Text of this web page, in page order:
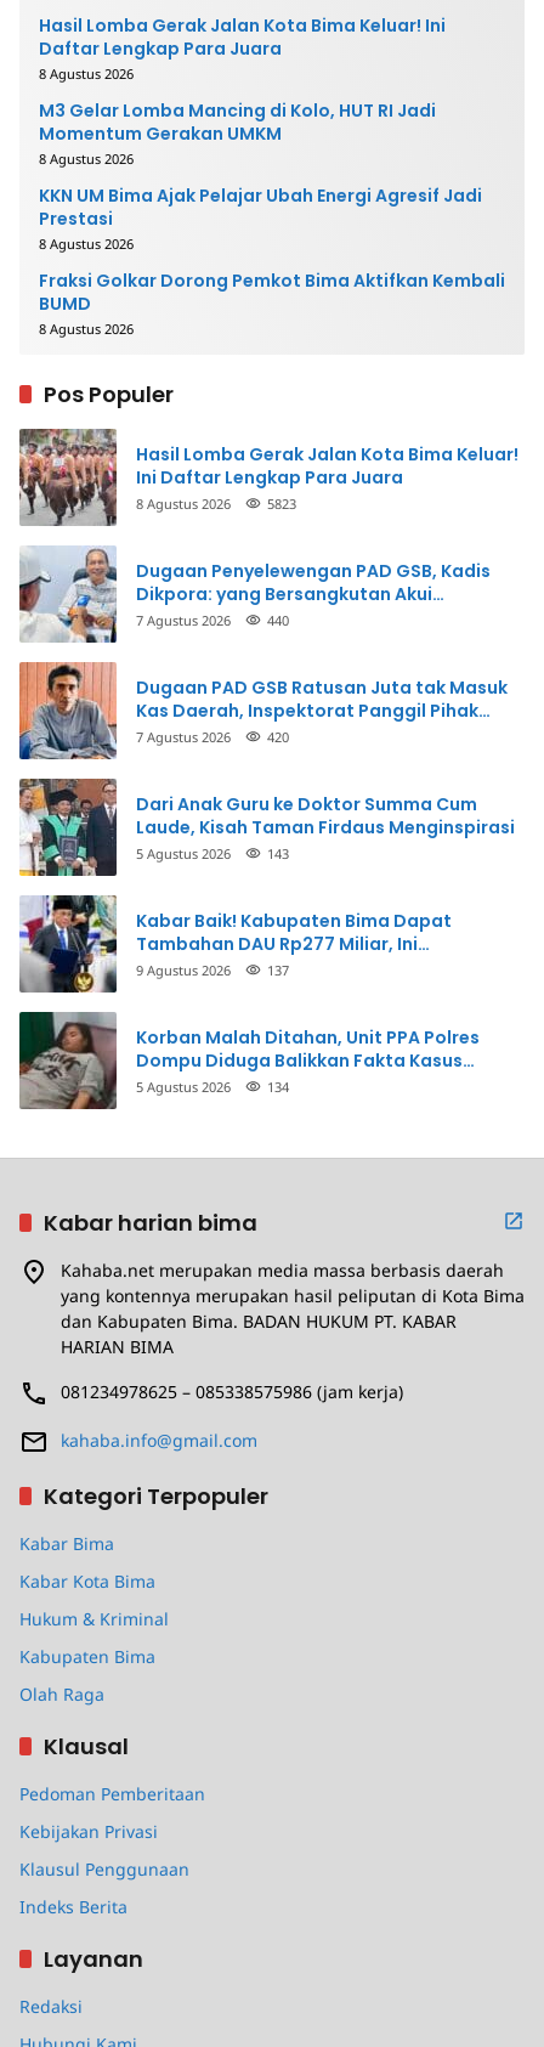
Hasil Lomba Gerak Jalan Kota Bima Keluar! Ini
Daftar Lengkap Para Juara
8 Agustus 2026
M3 Gelar Lomba Mancing di Kolo, HUT RI Jadi
Momentum Gerakan UMKM
8 Agustus 2026
KKN UM Bima Ajak Pelajar Ubah Energi Agresif Jadi
Prestasi
8 Agustus 2026
Fraksi Golkar Dorong Pemkot Bima Aktifkan Kembali
BUMD
8 Agustus 2026
Pos Populer
Hasil Lomba Gerak Jalan Kota Bima Keluar!
Ini Daftar Lengkap Para Juara
8 Agustus 2026 5823
Dugaan Penyelewengan PAD GSB, Kadis
Dikpora: yang Bersangkutan Akui
Perbuatannya dan Siap Mengembalikan
7 Agustus 2026 440
Dugaan PAD GSB Ratusan Juta tak Masuk
Kas Daerah, Inspektorat Panggil Pihak
Terkait
7 Agustus 2026 420
Dari Anak Guru ke Doktor Summa Cum
Laude, Kisah Taman Firdaus Menginspirasi
5 Agustus 2026 143
Kabar Baik! Kabupaten Bima Dapat
Tambahan DAU Rp277 Miliar, Ini
Prioritasnya
9 Agustus 2026 137
Korban Malah Ditahan, Unit PPA Polres
Dompu Diduga Balikkan Fakta Kasus
Penganiayaan
5 Agustus 2026 134
Kabar harian bima
Kahaba.net merupakan media massa berbasis daerah
yang kontennya merupakan hasil peliputan di Kota Bima
dan Kabupaten Bima. BADAN HUKUM PT. KABAR
HARIAN BIMA
081234978625 – 085338575986 (jam kerja)
kahaba.info@gmail.com
Kategori Terpopuler
Kabar Bima
Kabar Kota Bima
Hukum & Kriminal
Kabupaten Bima
Olah Raga
Klausal
Pedoman Pemberitaan
Kebijakan Privasi
Klausul Penggunaan
Indeks Berita
Layanan
Redaksi